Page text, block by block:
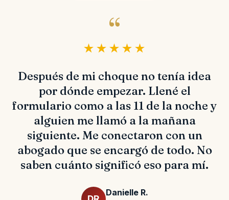
“
★★★★★
Después de mi choque no tenía idea
por dónde empezar. Llené el
formulario como a las 11 de la noche y
alguien me llamó a la mañana
siguiente. Me conectaron con un
abogado que se encargó de todo. No
saben cuánto significó eso para mí.
Danielle R.